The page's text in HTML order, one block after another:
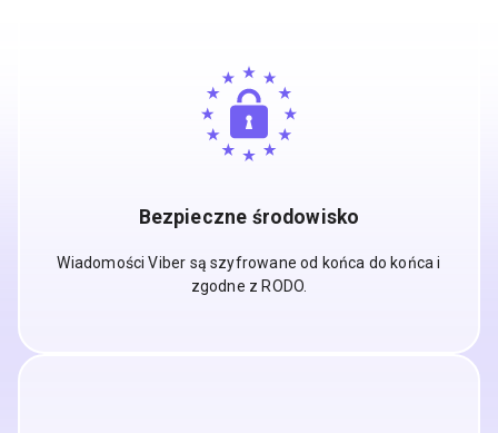
Bezpieczne środowisko
Wiadomości Viber są szyfrowane od końca do końca i
zgodne z RODO.